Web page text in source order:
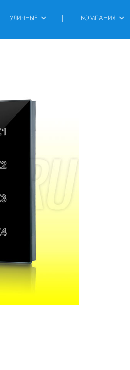
УЛИЧНЫЕ КОМПАНИЯ